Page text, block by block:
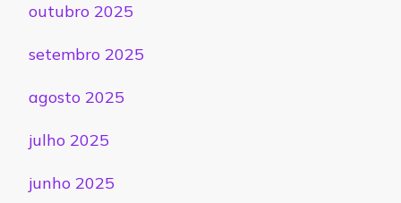
outubro 2025
setembro 2025
agosto 2025
julho 2025
junho 2025